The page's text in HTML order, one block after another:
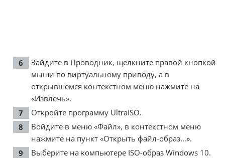
Зайдите в Проводник, щелкните правой кнопкой
мыши по виртуальному приводу, а в
открывшемся контекстном меню нажмите на
«Извлечь».
Откройте программу UltraISO.
Войдите в меню «Файл», в контекстном меню
нажмите на пункт «Открыть файл-образ…».
Выберите на компьютере ISO-образ Windows 10.